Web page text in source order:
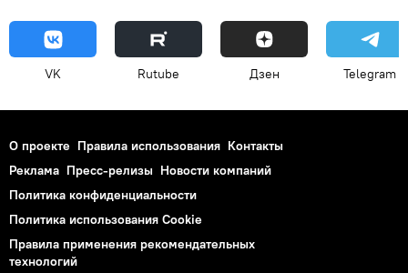
VK Rutube Дзен Telegram
О проекте Правила использования Контакты
Реклама Пресс-релизы Новости компаний
Политика конфиденциальности
Политика использования Cookie
Правила применения рекомендательных
технологий